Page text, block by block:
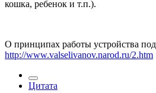
кошка, ребенок и т.п.).
О принципах работы устройства
http://www.valselivanov.narod.ru/2.htm
Цитата